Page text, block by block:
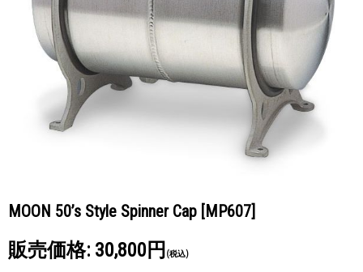
MOON 50’s Style Spinner Cap [MP607]
販売価格: 30,800円 (税込)